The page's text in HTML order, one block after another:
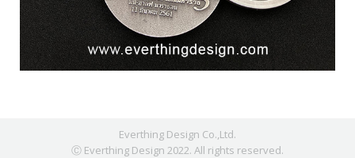
Everthing Design Co.,Ltd.
Ⓒ Everthing Design 2022. All rights reserved.